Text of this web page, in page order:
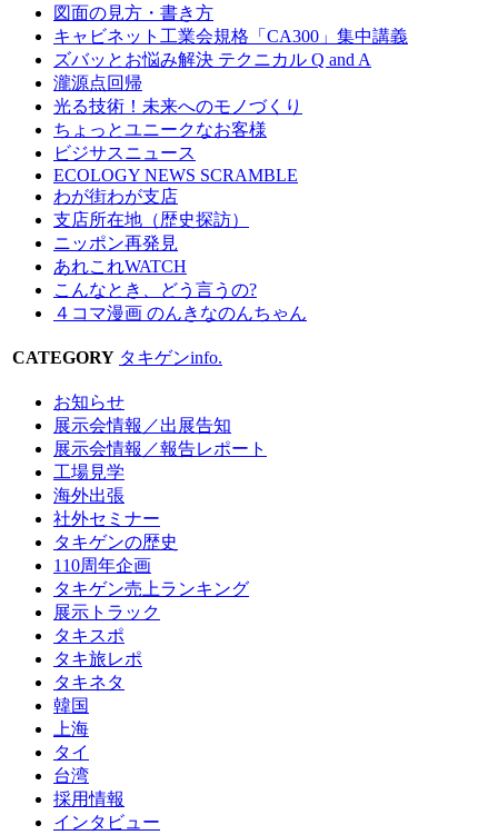
図面の見方・書き方
キャビネット工業会規格「CA300」集中講義
ズバッとお悩み解決 テクニカル Q and A
瀧源点回帰
光る技術！未来へのモノづくり
ちょっとユニークなお客様
ビジサスニュース
ECOLOGY NEWS SCRAMBLE
わが街わが支店
支店所在地（歴史探訪）
ニッポン再発見
あれこれWATCH
こんなとき、どう言うの?
４コマ漫画 のんきなのんちゃん
CATEGORY タキゲンinfo.
お知らせ
展示会情報／出展告知
展示会情報／報告レポート
工場見学
海外出張
社外セミナー
タキゲンの歴史
110周年企画
タキゲン売上ランキング
展示トラック
タキスポ
タキ旅レポ
タキネタ
韓国
上海
タイ
台湾
採用情報
インタビュー